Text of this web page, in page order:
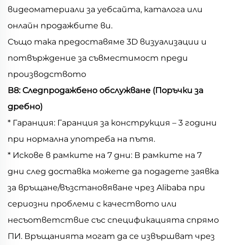
видеоматериали за уебсайта, каталога или
онлайн продажбите ви.
Също така предоставяме 3D визуализации и
потвърждение за съвместимост преди
производството
В8: Следпродажбено обслужване (Поръчки за
дребно)
* Гаранция: Гаранция за конструкция – 3 години
при нормална употреба на пътя.
* Искове в рамките на 7 дни: В рамките на 7
дни след доставка можете да подадете заявка
за връщане/възстановяване чрез Alibaba при
сериозни проблеми с качеството или
несъответствие със спецификацията спрямо
ПИ. Връщанията могат да се извършват чрез